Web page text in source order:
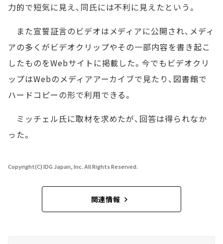
力的で短気に見え、同氏には不利に見えたという。
また宣誓証言のビデオはメディアに公開され、メディ
アの多くがビデオクリップやその一部内容を書き起こ
したものをWebサイトに掲載した。今でもビデオクリ
ップはWebのメディアアーカイブで見たり、図書館で
ハードコピーの形で利用できる。
ミッチェル氏に取材を求めたが、回答は得られなか
った。
Copyright(C) IDG Japan, Inc. All Rights Reserved.
関連情報